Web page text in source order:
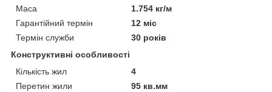
Маса
1.754 кг/м
Гарантійний термін
12 міс
Термін служби
30 років
Конструктивні особливості
Кількість жил
4
Перетин жили
95 кв.мм